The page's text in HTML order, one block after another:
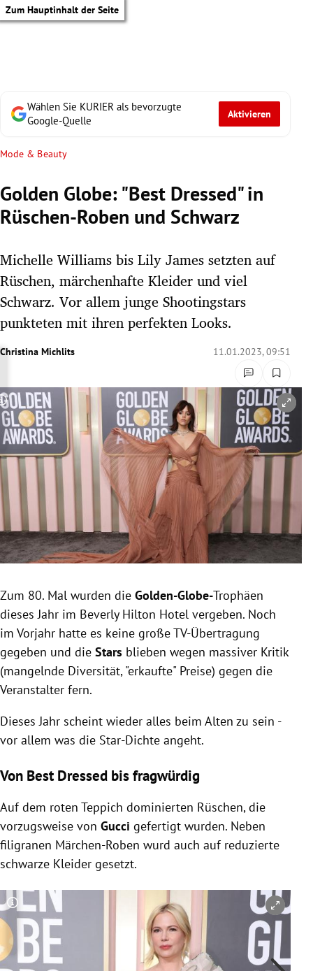
Zum Hauptinhalt der Seite
Untermenü
Untermenü
Untermenü
Untermenü
Untermenü
Untermenü
Untermenü
Untermenü
Untermenü
Wählen Sie KURIER als bevorzugte
Google-Quelle
Aktivieren
Mode & Beauty
Golden Globe: "Best Dressed" in
Rüschen-Roben und Schwarz
Michelle Williams bis Lily James setzten auf
Rüschen, märchenhafte Kleider und viel
Schwarz. Vor allem junge Shootingstars
punkteten mit ihren perfekten Looks.
Christina Michlits 11.01.2023, 09:51
Copyright-Hinweis öffnen/schließen
Zum 80. Mal wurden die Golden-Globe-Trophäen
dieses Jahr im Beverly Hilton Hotel vergeben. Noch
im Vorjahr hatte es keine große TV-Übertragung
gegeben und die Stars blieben wegen massiver Kritik
(mangelnde Diversität, "erkaufte" Preise) gegen die
Veranstalter fern.
Dieses Jahr scheint wieder alles beim Alten zu sein -
vor allem was die Star-Dichte angeht.
Von Best Dressed bis fragwürdig
Auf dem roten Teppich dominierten Rüschen, die
vorzugsweise von Gucci gefertigt wurden. Neben
filigranen Märchen-Roben wurd auch auf reduzierte
schwarze Kleider gesetzt.
Copyright-Hinweis öffnen/schließen